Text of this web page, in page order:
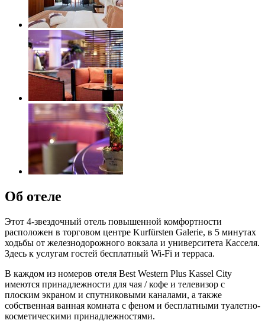
Об отеле
Этот 4-звездочный отель повышенной комфортности
расположен в торговом центре Kurfürsten Galerie, в 5 минутах
ходьбы от железнодорожного вокзала и университета Касселя.
Здесь к услугам гостей бесплатный Wi-Fi и терраса.
В каждом из номеров отеля Best Western Plus Kassel City
имеются принадлежности для чая / кофе и телевизор с
плоским экраном и спутниковыми каналами, а также
собственная ванная комната с феном и бесплатными туалетно-
косметическими принадлежностями.